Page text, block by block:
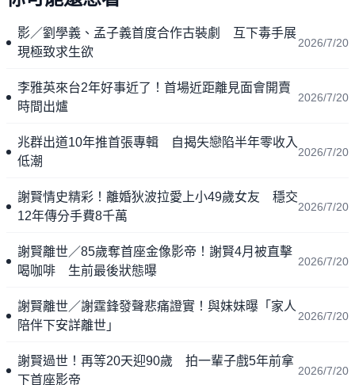
影／劉學義、孟子義首度合作古裝劇 互下毒手展
現極致求生欲
2026/7/20
李雅英來台2年好事近了！首場近距離見面會開賣
時間出爐
2026/7/20
兆群出道10年推首張專輯 自揭失戀陷半年零收入
低潮
2026/7/20
謝賢情史精彩！離婚狄波拉愛上小49歲女友 穩交
12年傳分手費8千萬
2026/7/20
謝賢離世／85歲奪首座金像影帝！謝賢4月被直擊
喝咖啡 生前最後狀態曝
2026/7/20
謝賢離世／謝霆鋒發聲悲痛證實！與妹妹曝「家人
陪伴下安詳離世」
2026/7/20
謝賢過世！再等20天迎90歲 拍一輩子戲5年前拿
下首座影帝
2026/7/20